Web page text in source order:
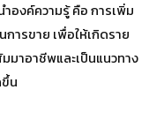
องค์ความรู้ คือ การเพิ่ม
ารขาย เพื่อให้เกิดราย
าอาชีพและเป็นแนวทาง
น